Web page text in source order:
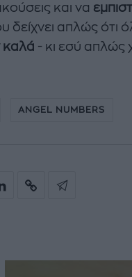
και να
δείχνει απλώς ότι
καλά - κι εσύ απλώς
ANGEL NUMBERS